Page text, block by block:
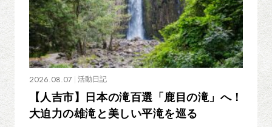
2026.08.07 活動日記
【人吉市】日本の滝百選「鹿目の滝」へ！
大迫力の雄滝と美しい平滝を巡る